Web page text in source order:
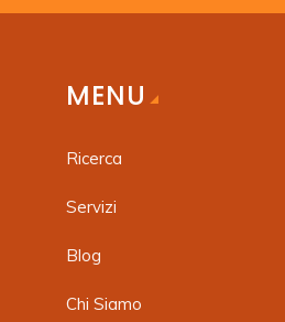
MENU
Ricerca
Servizi
Blog
Chi Siamo